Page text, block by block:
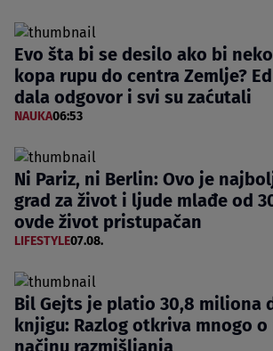
Evo šta bi se desilo ako bi
kopa rupu do centra Zemlje?
dala odgovor i svi su zaćutali
NAUKA06:53
Ni Pariz, ni Berlin: Ovo je
grad za život i ljude mlađe od
ovde život pristupačan
LIFESTYLE07.08.
Bil Gejts je platio 30,8 miliona
knjigu: Razlog otkriva mnogo o
načinu razmišljanja